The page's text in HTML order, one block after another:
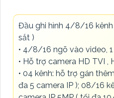
Đầu ghi hình 4/8/16 kênh
sắt )
• 4/8/16 ngõ vào video,
• Hỗ trợ camera HD TVI ,
• 04 kênh: hỗ trợ gán
đa 5 camera IP ); 08/16